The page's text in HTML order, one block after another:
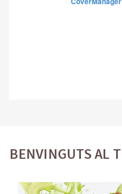
BENVINGUTS AL